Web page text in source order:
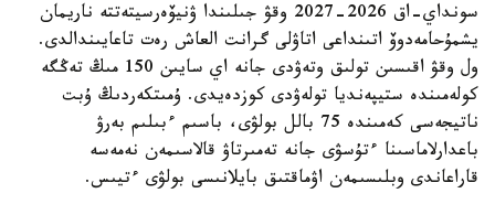
سونداي-اق 2026-2027 وقۋ جىلىندا ۋنيۆەرسيتەتتە ناريمان
يشمۇحامەدوۆ اتىنداعى اتاۋلى گرانت العاش رەت تاعايىندالدى.
ول وقۋ اقىسىن تولىق وتەۋدى جانە اي سايىن 150 مىڭ تەڭگە
كولەمىندە ستيپەنديا تولەۋدى كوزدەيدى. ۇمىتكەردىڭ ۇبت
ناتيجەسى كەمىندە 75 بالل بولۋى، باسىم ءبىلىم بەرۋ
باعدارلاماسىنا ءتۇسۋى جانە تەمىرتاۋ قالاسىمەن نەمەسە
قاراعاندى وبلىسىمەن اۋماقتىق بايلانىسى بولۋى ءتيىس.